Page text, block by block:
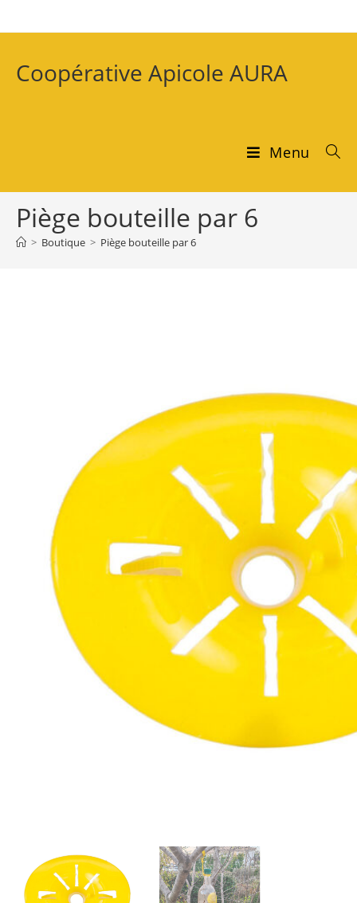
Coopérative Apicole AURA
Menu
Piège bouteille par 6
> Boutique > Piège bouteille par 6